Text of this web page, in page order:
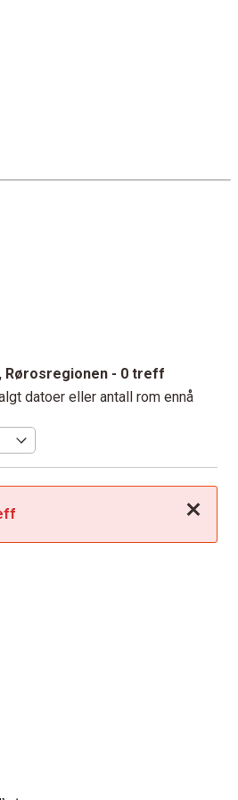
Rørosregionen - 0 treff
datoer eller antall rom ennå
Lukk